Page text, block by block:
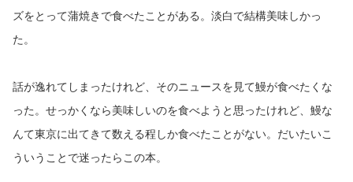
ズをとって蒲焼きで食べたことがある。淡白で結構美味しかっ
た。
話が逸れてしまったけれど、そのニュースを見て鰻が食べたくな
った。せっかくなら美味しいのを食べようと思ったけれど、鰻な
んて東京に出てきて数える程しか食べたことがない。だいたいこ
ういうことで迷ったらこの本。